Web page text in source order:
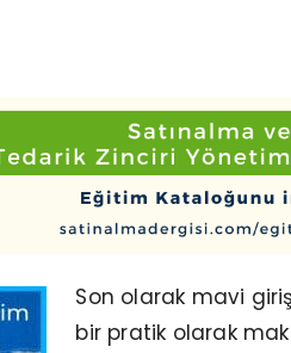
Son olarak mavi
bir pratik olarak